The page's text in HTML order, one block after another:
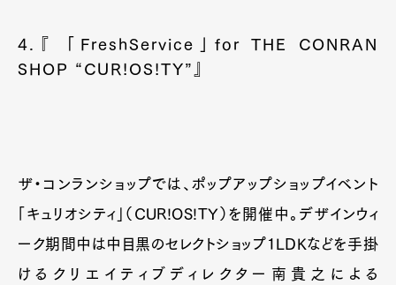
4.『 「FreshService」for THE CONRAN
SHOP “CUR!OS!TY”』
ザ・コンランショップでは、ポップアップショップイベント
「キュリオシティ」（CUR!OS!TY）を開催中。デザインウィ
ーク期間中は中目黒のセレクトショップ1LDKなどを手掛
けるクリエイティブディレクター南貴之による